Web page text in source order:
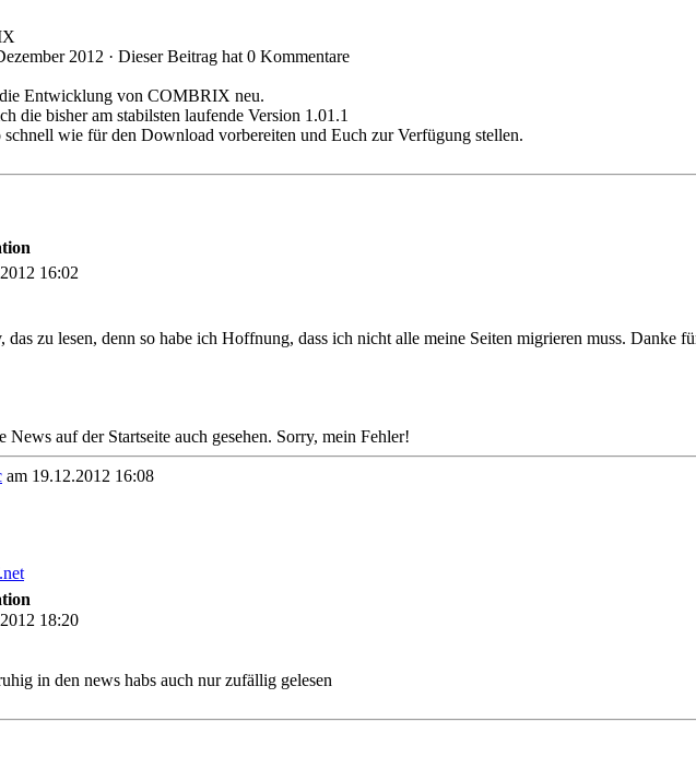
2012 · Dieser Beitrag hat 0 Kommentare
die Entwicklung von COMBRIX neu.
die bisher am stabilsten laufende Version 1.01.1
schnell wie für den Download vorbereiten und Euch zur Verfügung stellen.
16:02
das zu lesen, denn so habe ich Hoffnung, dass ich nicht alle meine Seiten migrieren muss. Danke
News auf der Startseite auch gesehen. Sorry, mein Fehler!
am 19.12.2012 16:08
18:20
in den news habs auch nur zufällig gelesen